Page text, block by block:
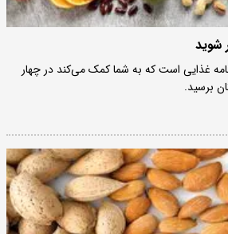
نوعی برنامه غذایی است که به شما کمک می‌کند در چهار